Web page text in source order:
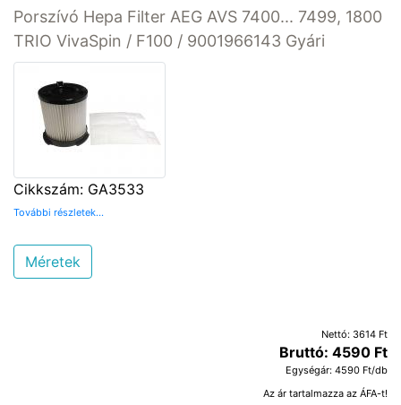
Porszívó Hepa Filter AEG AVS 7400... 7499, 1800
TRIO VivaSpin / F100 / 9001966143 Gyári
Cikkszám: GA3533
További részletek...
Méretek
Nettó: 3614 Ft
Bruttó: 4590 Ft
Egységár: 4590 Ft/db
Az ár tartalmazza az ÁFA-t!